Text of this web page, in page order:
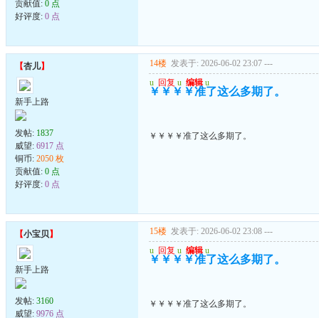
贡献值: 0 点
好评度: 0 点
【杏儿】
新手上路
发帖: 1837
威望: 6917 点
铜币: 2050 枚
贡献值: 0 点
好评度: 0 点
14楼 发表于: 2026-06-02 23:07 ---
u 回复 u 编辑 u
￥￥￥￥准了这么多期了。
￥￥￥￥准了这么多期了。
【小宝贝】
新手上路
发帖: 3160
威望: 9976 点
15楼 发表于: 2026-06-02 23:08 ---
u 回复 u 编辑 u
￥￥￥￥准了这么多期了。
￥￥￥￥准了这么多期了。